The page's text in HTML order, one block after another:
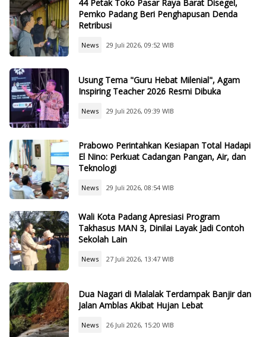
44 Petak Toko Pasar Raya Barat Disegel,
Pemko Padang Beri Penghapusan Denda
Retribusi
News 29 Juli 2026, 09:52 WIB
Usung Tema "Guru Hebat Milenial", Agam
Inspiring Teacher 2026 Resmi Dibuka
News 29 Juli 2026, 09:39 WIB
Prabowo Perintahkan Kesiapan Total Hadapi
El Nino: Perkuat Cadangan Pangan, Air, dan
Teknologi
News 29 Juli 2026, 08:54 WIB
Wali Kota Padang Apresiasi Program
Takhasus MAN 3, Dinilai Layak Jadi Contoh
Sekolah Lain
News 27 Juli 2026, 13:47 WIB
Dua Nagari di Malalak Terdampak Banjir dan
Jalan Amblas Akibat Hujan Lebat
News 26 Juli 2026, 15:20 WIB